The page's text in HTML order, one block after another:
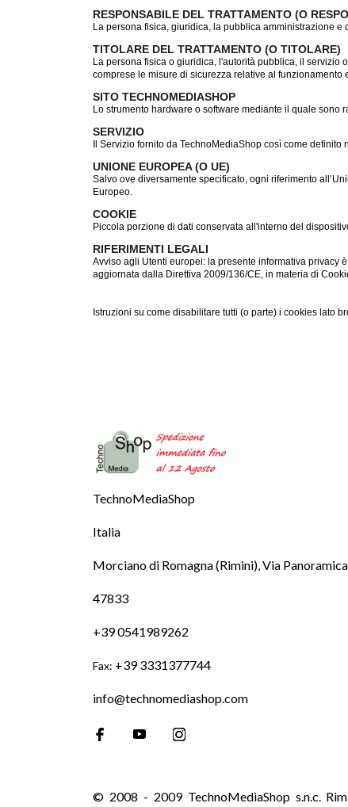
RESPONSABILE DEL TRATTAMENTO (O
La persona fisica, giuridica, la pubblica amministrazione
TITOLARE DEL TRATTAMENTO (O TITOLARE)
La persona fisica o giuridica, l'autorità pubblica, il servizio
comprese le misure di sicurezza relative al
SITO TECHNOMEDIASHOP
Lo strumento hardware o software mediante il quale sono
SERVIZIO
Il Servizio fornito da TechnoMediaShop così come definito
UNIONE EUROPEA (O UE)
Salvo ove diversamente specificato, ogni riferimento
Europeo.
COOKIE
Piccola porzione di dati conservata all'interno del
RIFERIMENTI LEGALI
Avviso agli Utenti europei: la presente informativa privacy
aggiornata dalla Direttiva 2009/136/CE, in materia di
Istruzioni su come disabilitare tutti (o parte) i cookies lato
TechnoMediaShop
Italia
Morciano di Romagna (Rimini), Via Panoramica
47833
+39 0541989262
Fax: +39 3331377744
info@technomediashop.com
© 2008 - 2009 TechnoMediaShop s.n.c.